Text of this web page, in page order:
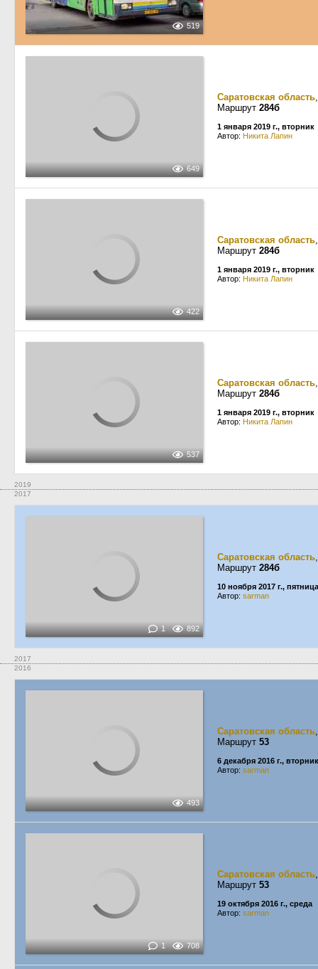
519
649
Саратовская область
Маршрут 284б
1 января 2019 г., вторник
Автор: Никита Лапин
422
Саратовская область
Маршрут 284б
1 января 2019 г., вторник
Автор: Никита Лапин
537
Саратовская область
Маршрут 284б
1 января 2019 г., вторник
Автор: Никита Лапин
2019
2017
1 892
Саратовская область
Маршрут 284б
10 ноября 2017 г., пятница
Автор: sarman
2017
2016
493
Саратовская область
Маршрут 53
6 декабря 2016 г., вторник
Автор: sarman
1 708
Саратовская область
Маршрут 53
19 октября 2016 г., среда
Автор: sarman